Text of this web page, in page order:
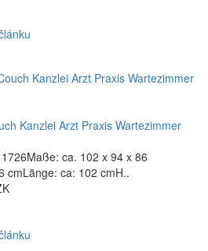
Kanzlei Arzt Praxis Wartezimmer
ca. 102 x 94 x 86
cmLänge: ca: 102 cmH..